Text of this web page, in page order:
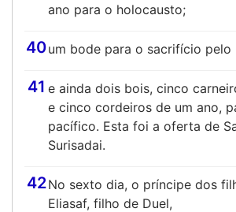
ano para o holocausto;
40um bode para o sacrifício pelo
41 e ainda dois bois, cinco
e cinco cordeiros de um ano,
pacífico. Esta foi a oferta de
Surisadai.
42No sexto dia, o príncipe dos
Eliasaf, filho de Duel,